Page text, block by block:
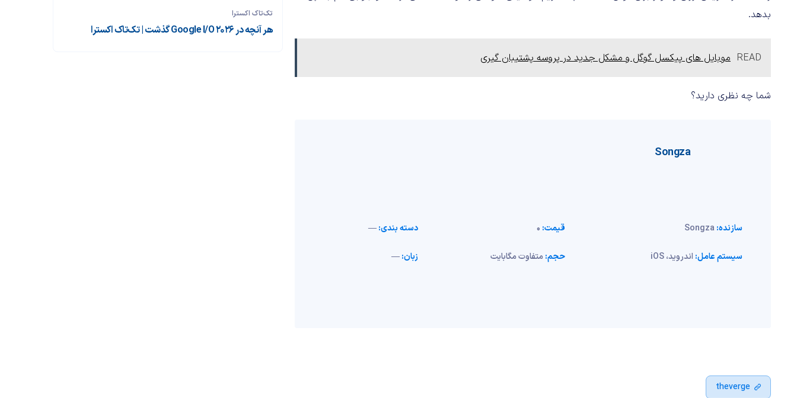
تک‌تاک اکسترا
هر آنچه در Google I/O 2026 گذشت | تک‌تاک اکسترا
بدهد.
READ موبایل های پیکسل گوگل و مشکل جدید در پروسه پشتیبان گیری
شما چه نظری دارید؟
Songza
سازنده: قیمت: دسته بندی:—
سیستم عامل: اندروید، iOS حجم:متفاوت مگابایت زبان:—
theverge